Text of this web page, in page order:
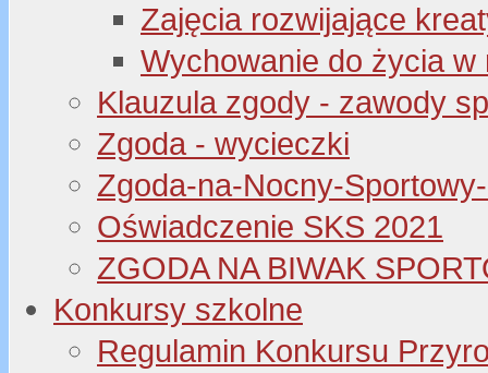
Zajęcia rozwijające
Wychowanie do życia w
Klauzula zgody - zawody
Zgoda - wycieczki
Zgoda-na-Nocny-
Oświadczenie SKS 2021
ZGODA NA BIWAK
Konkursy szkolne
Regulamin Konkursu